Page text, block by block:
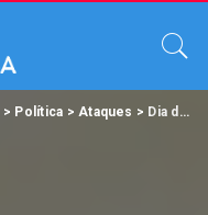
> Política >Ataques > Dia do Jornalista: ataques de Bolsonaro contra a imprensa incitam violência, que cresce no país.